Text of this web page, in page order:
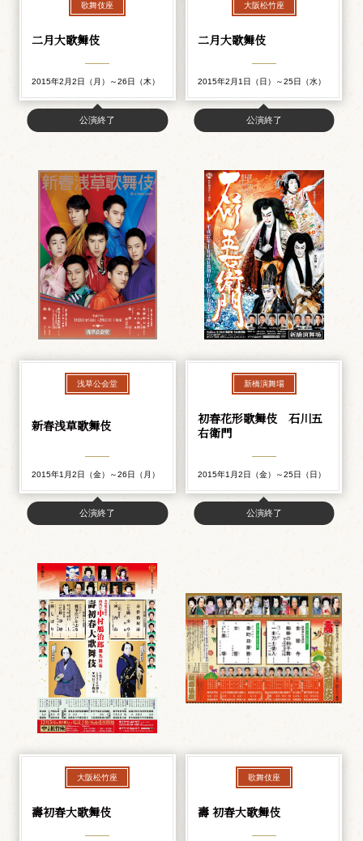
歌舞伎座
二月大歌舞伎
2015年2月2日（月）～26日（木）
公演終了
大阪松竹座
二月大歌舞伎
2015年2月1日（日）～25日（水）
公演終了
浅草公会堂
新春浅草歌舞伎
2015年1月2日（金）～26日（月）
公演終了
新橋演舞場
初春花形歌舞伎 石川五
右衛門
2015年1月2日（金）～25日（日）
公演終了
大阪松竹座
壽初春大歌舞伎
歌舞伎座
壽 初春大歌舞伎